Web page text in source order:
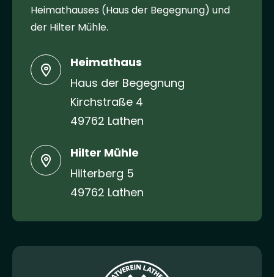
Heimathauses (Haus der Begegnung) und
der Hilter Mühle.
Heimathaus
Haus der Begegnung
Kirchstraße 4
49762 Lathen
Hilter Mühle
Hilterberg 5
49762 Lathen